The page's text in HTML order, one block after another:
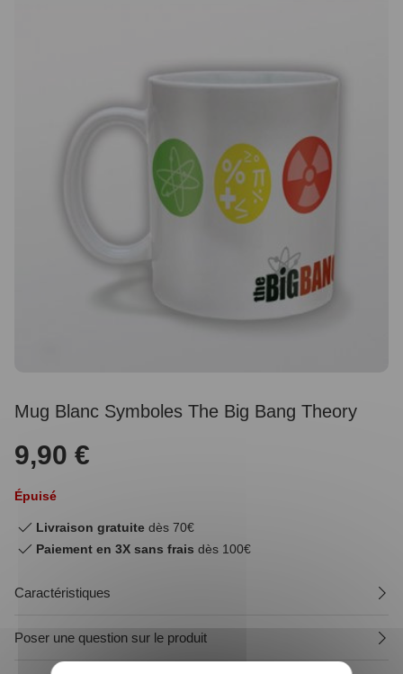
Mug Blanc Symboles The Big Bang Theory
9,90 €
Épuisé
Livraison gratuite dès 70€
Paiement en 3X sans frais dès 100€
Caractéristiques
Poser une question sur le produit